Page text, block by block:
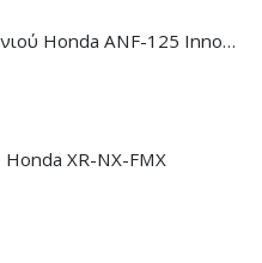
Αντίβαρο Τιμονιού Honda ANF-125 Innova
XR-NX-FMX